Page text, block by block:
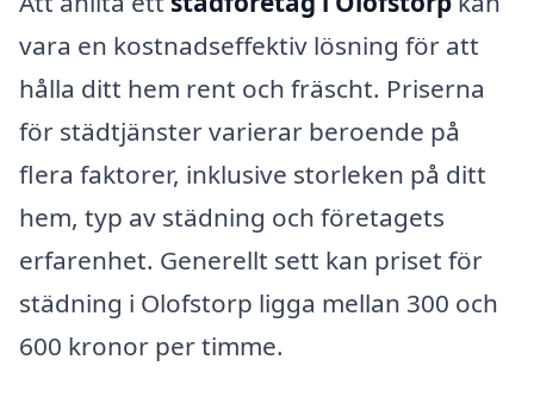
vara en kostnadseffektiv lösning för att
hålla ditt hem rent och fräscht. Priserna
för städtjänster varierar beroende på
flera faktorer, inklusive storleken på ditt
hem, typ av städning och företagets
erfarenhet. Generellt sett kan priset för
städning i Olofstorp ligga mellan 300 och
600 kronor per timme.